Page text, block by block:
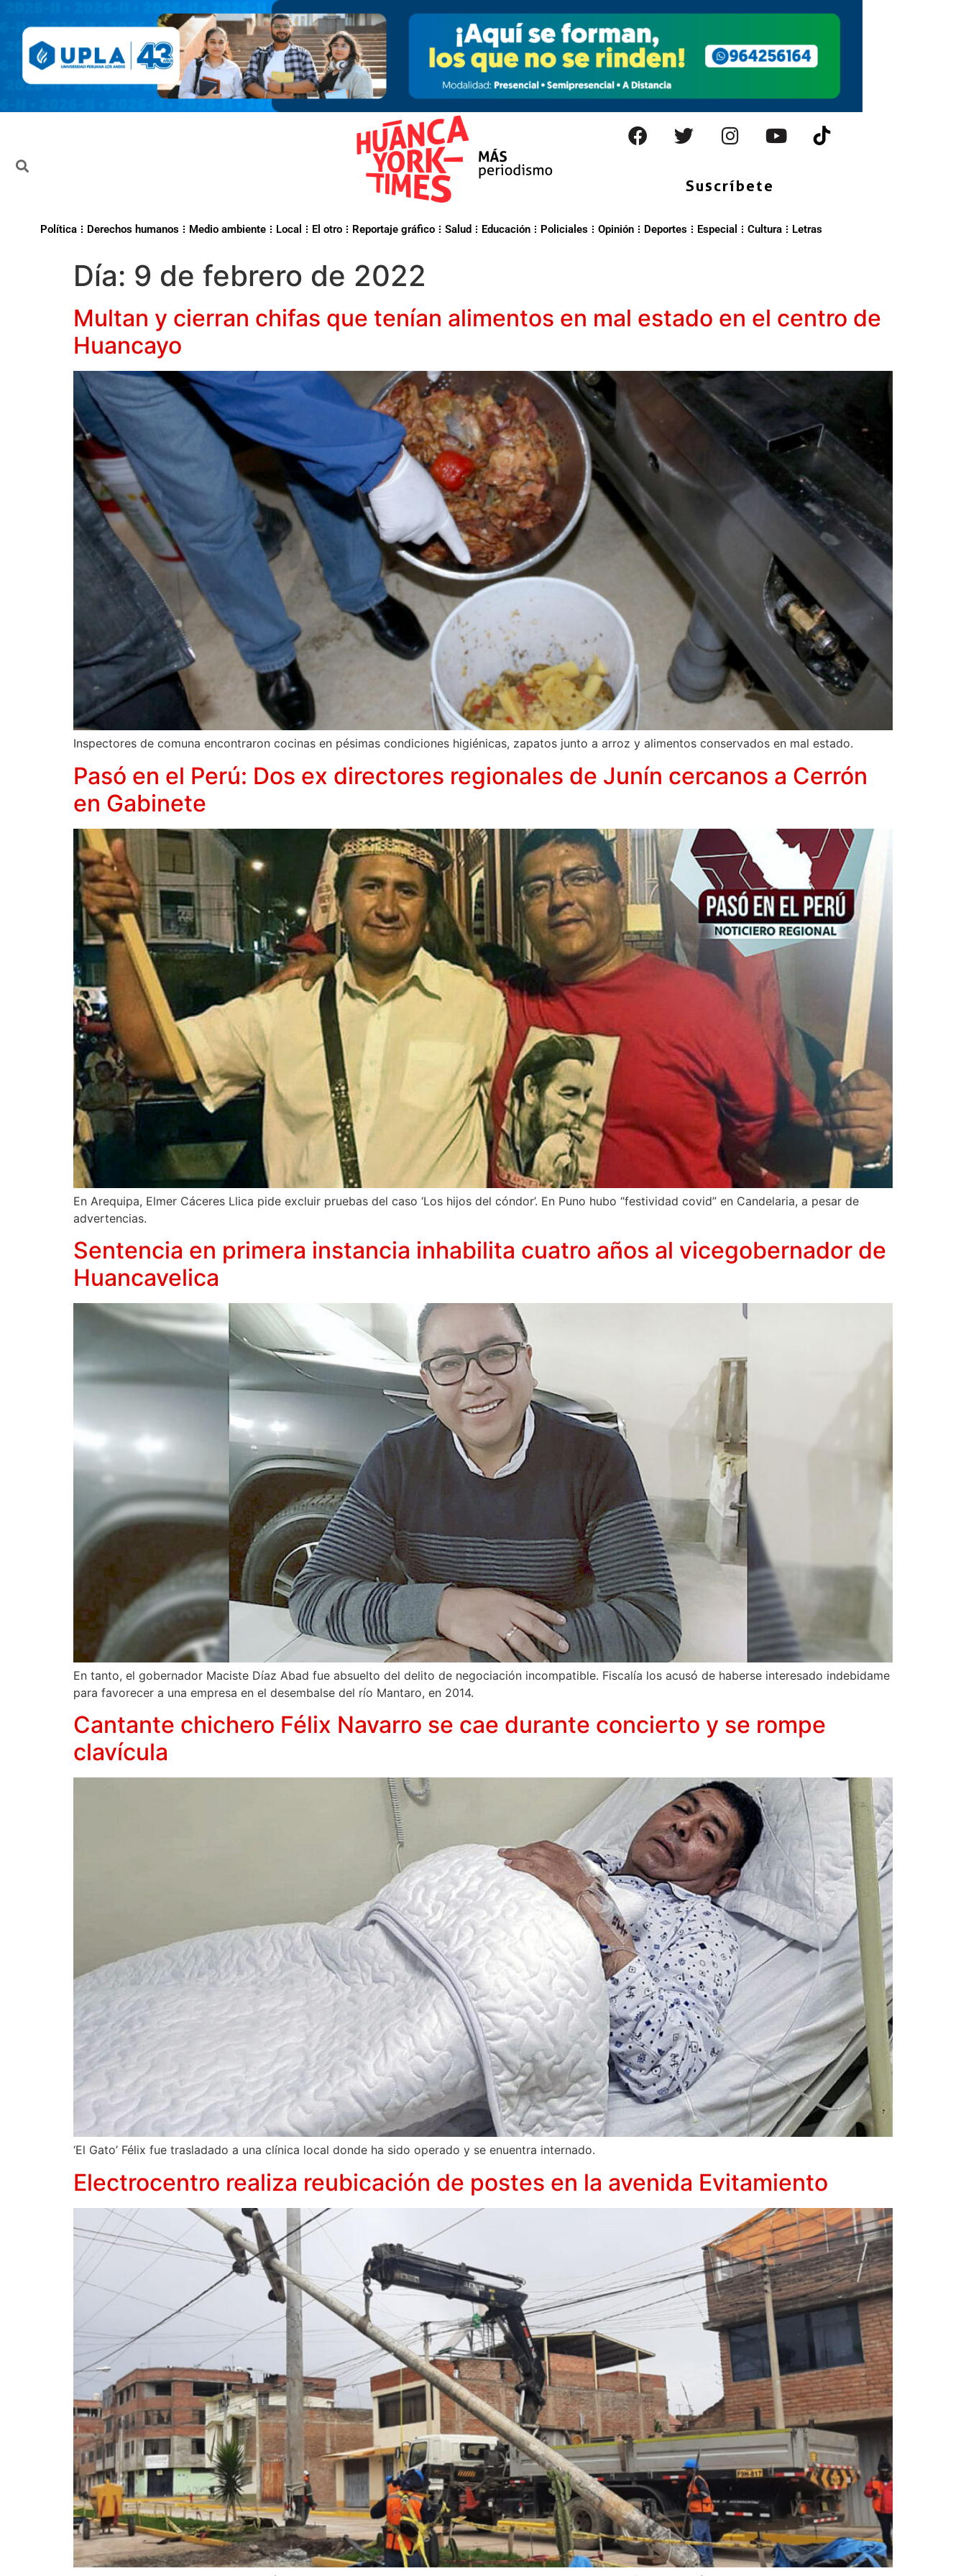
Suscríbete
Política Derechos humanos Medio ambiente Local El otro Reportaje gráfico Salud Educación Policiales Opinión Deportes Especial Cultura Letras
Día: 9 de febrero de 2022
Multan y cierran chifas que tenían alimentos en mal estado en el centro de
Huancayo
Inspectores de comuna encontraron cocinas en pésimas condiciones higiénicas, zapatos junto a arroz y alimentos conservados en mal estado.
Pasó en el Perú: Dos ex directores regionales de Junín cercanos a Cerrón
en Gabinete
En Arequipa, Elmer Cáceres Llica pide excluir pruebas del caso ‘Los hijos del cóndor’. En Puno hubo “festividad covid” en Candelaria, a pesar de
advertencias.
Sentencia en primera instancia inhabilita cuatro años al vicegobernador de
Huancavelica
En tanto, el gobernador Maciste Díaz Abad fue absuelto del delito de negociación incompatible. Fiscalía los acusó de haberse interesado indebidame
para favorecer a una empresa en el desembalse del río Mantaro, en 2014.
Cantante chichero Félix Navarro se cae durante concierto y se rompe
clavícula
‘El Gato’ Félix fue trasladado a una clínica local donde ha sido operado y se enuentra internado.
Electrocentro realiza reubicación de postes en la avenida Evitamiento